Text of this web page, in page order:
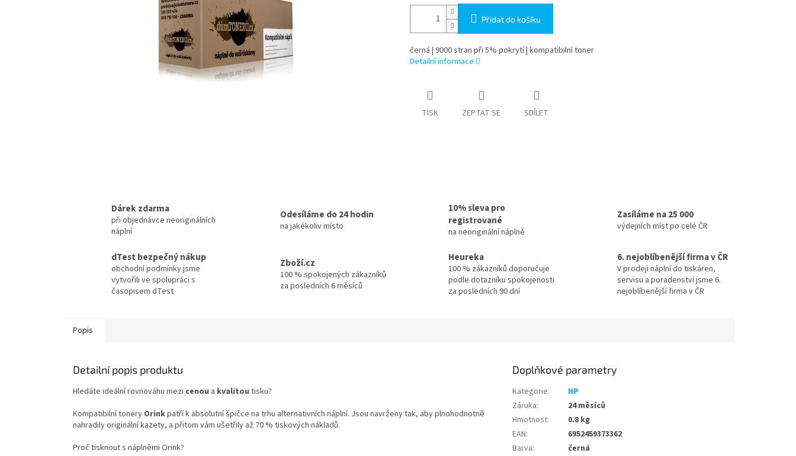
Přidat do košíku
černá | 9000 stran při 5% pokrytí | kompatibilní toner
Detailní informace
TISK ZEPTAT SE SDÍLET
Dárek zdarma
při objednávce neoriginálních
náplní
Odesíláme do 24 hodin
na jakékoliv místo
10% sleva pro
registrované
na neoriginální náplně
Zasíláme na 25 000
výdejních míst po celé ČR
dTest bezpečný nákup
obchodní podmínky jsme
vytvořili ve spolupráci s
časopisem dTest
Zboží.cz
100 % spokojených zákazníků
za posledních 6 měsíců
Heureka
100 % zákazníků doporučuje
podle dotazníku spokojenosti
za posledních 90 dní
6. nejoblíbenější firma v ČR
V prodeji náplní do tiskáren,
servisu a poradenství jsme 6.
nejoblíbenější firma v ČR
Popis
Detailní popis produktu
Hledáte ideální rovnováhu mezi cenou a kvalitou tisku?
Kompatibilní tonery Orinkpatří k absolutní špičce na trhu alternativních náplní. Jsou navrženy tak, aby plnohodnotně
nahradily originální kazety, a přitom vám ušetřily až 70 % tiskových nákladů.
Proč tisknout s náplněmi Orink?
Doplňkové parametry
Kategorie:
HP
Záruka:
24 měsíců
Hmotnost:
0.8 kg
EAN:
6952459373362
Barva:
černá